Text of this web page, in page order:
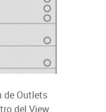
de Outlets
del View